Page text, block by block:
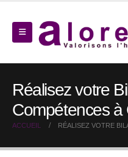
Réalisez votre
Compétences à
ACCUEIL RÉALISEZ VOTRE